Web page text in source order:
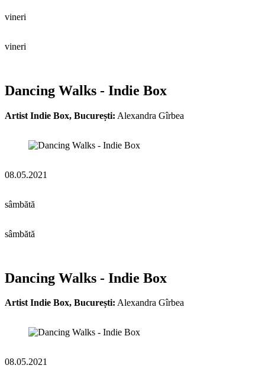
vineri
vineri
Dancing Walks - Indie Box
Artist Indie Box, București: Alexandra Gîrbea
08.05.2021
sâmbătă
sâmbătă
Dancing Walks - Indie Box
Artist Indie Box, București: Alexandra Gîrbea
08.05.2021